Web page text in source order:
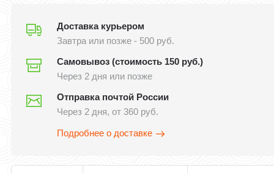
Доставка курьером
Завтра или позже - 500 руб.
Самовывоз (стоимость 150 руб.)
Через 2 дня или позже
Отправка почтой России
Через 2 дня, от 360 руб.
Подробнее о доставке